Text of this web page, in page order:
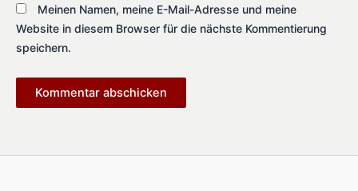
Meinen Namen, meine E-Mail-Adresse und meine
Website in diesem Browser für die nächste Kommentierung
speichern.